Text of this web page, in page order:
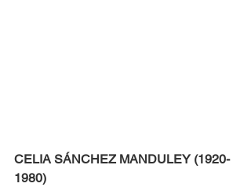
CELIA SÁNCHEZ MANDULEY (1920-
1980)